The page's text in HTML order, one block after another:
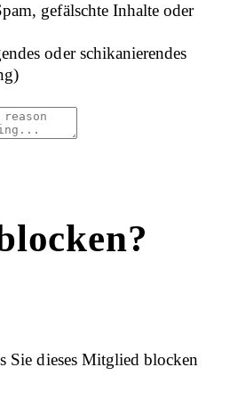
gefälschte Inhalte oder
oder schikanierendes
Sie dieses Mitglied blocken